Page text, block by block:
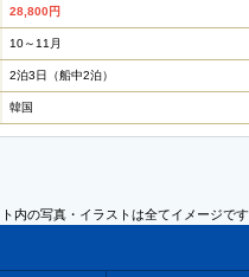
28,800円
10～11月
2泊3日（船中2泊）
韓国
内の写真・イラストは全てイメージです